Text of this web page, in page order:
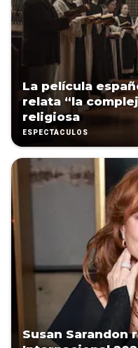
La película
relata “la
religiosa
ESPECTÁCULOS
Susan Sarandon